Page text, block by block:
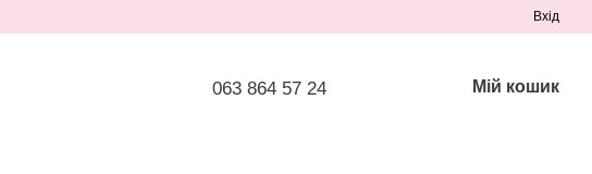
Вхід
063 864 57 24 Мій кошик